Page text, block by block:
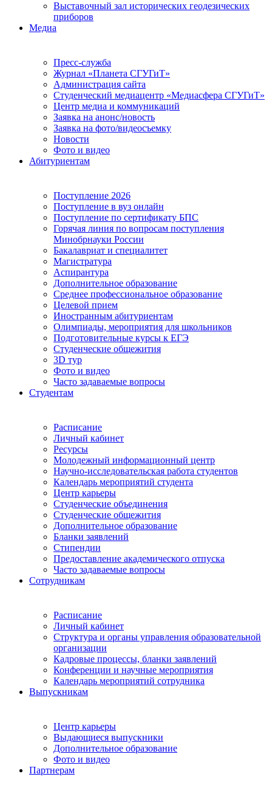
Выставочный зал исторических геодезических
приборов
Медиа
Пресс-служба
Журнал «Планета СГУГиТ»
Администрация сайта
Студенческий медиацентр «Медиасфера СГУГиТ»
Центр медиа и коммуникаций
Заявка на анонс/новость
Заявка на фото/видеосъемку
Новости
Фото и видео
Абитуриентам
Поступление 2026
Поступление в вуз онлайн
Поступление по сертификату БПС
Горячая линия по вопросам поступления
Минобрнауки России
Бакалавриат и специалитет
Магистратура
Аспирантура
Дополнительное образование
Среднее профессиональное образование
Целевой прием
Иностранным абитуриентам
Олимпиады, мероприятия для школьников
Подготовительные курсы к ЕГЭ
Студенческие общежития
3D тур
Фото и видео
Часто задаваемые вопросы
Студентам
Расписание
Личный кабинет
Ресурсы
Молодежный информационный центр
Научно-исследовательская работа студентов
Календарь мероприятий студента
Центр карьеры
Студенческие объединения
Студенческие общежития
Дополнительное образование
Бланки заявлений
Стипендии
Предоставление академического отпуска
Часто задаваемые вопросы
Сотрудникам
Расписание
Личный кабинет
Структура и органы управления образовательной
организации
Кадровые процессы, бланки заявлений
Конференции и научные мероприятия
Календарь мероприятий сотрудника
Выпускникам
Центр карьеры
Выдающиеся выпускники
Дополнительное образование
Фото и видео
Партнерам